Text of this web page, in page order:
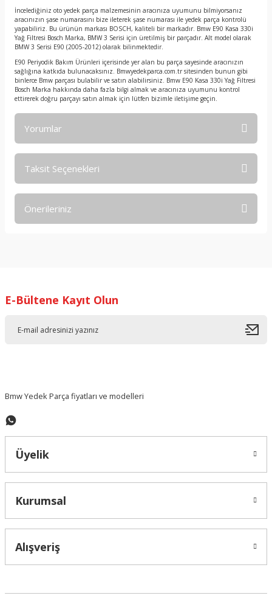
İncelediğiniz oto yedek parça malzemesinin aracınıza uyumunu bilmiyorsanız
aracınızın şase numarasını bize ileterek şase numarası ile yedek parça kontrolü
yapabiliriz. Bu ürünün markası BOSCH, kaliteli bir markadır. Bmw E90 Kasa 330i
Yağ Filtresi Bosch Marka, BMW 3 Serisi için üretilmiş bir parçadır. Alt model olarak
BMW 3 Serisi E90 (2005-2012) olarak bilinmektedir.
E90 Periyodik Bakım Ürünleri içerisinde yer alan bu parça sayesinde aracınızın
sağlığına katkıda bulunacaksınız. Bmwyedekparca.com.tr sitesinden bunun gibi
binlerce Bmw parçası bulabilir ve satın alabilirsiniz. Bmw E90 Kasa 330i Yağ Filtresi
Bosch Marka hakkında daha fazla bilgi almak ve aracınıza uyumunu kontrol
ettirerek doğru parçayı satın almak için lütfen bizimle iletişime geçin.
Yorumlar
Taksit Seçenekleri
Önerileriniz
Ürün resmi kalitesiz, bozuk veya görüntülenemiyor.
E-Bültene Kayıt Olun
Bmw Yedek Parça fiyatları ve modelleri
Üyelik
Kurumsal
Alışveriş